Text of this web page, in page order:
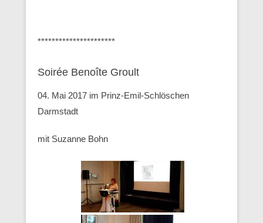
**********************
Soirée Benoîte Groult
04. Mai 2017 im Prinz-Emil-Schlöschen
Darmstadt
mit Suzanne Bohn